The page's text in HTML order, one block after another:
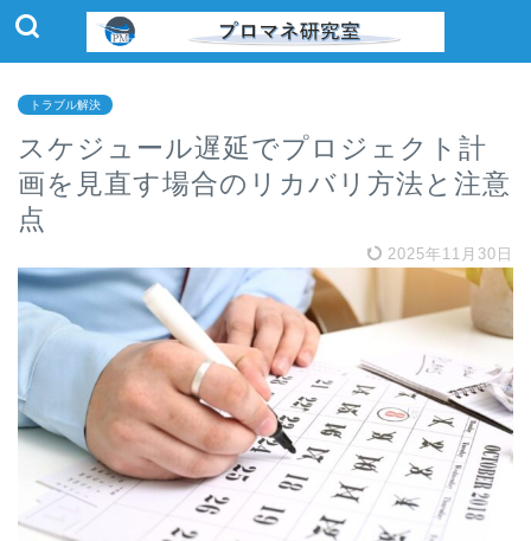
トラブル解決
スケジュール遅延でプロジェクト計
画を見直す場合のリカバリ方法と注意
点
2025年11月30日